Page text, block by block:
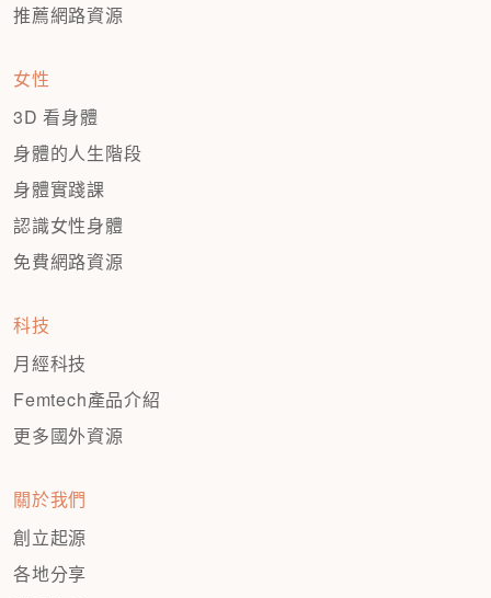
推薦網路資源
女性
3D 看身體
身體的人生階段
身體實踐課
認識女性身體
免費網路資源
科技
月經科技
Femtech產品介紹
更多國外資源
關於我們
創立起源
各地分享